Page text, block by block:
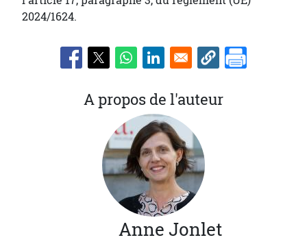
2024/1624.
A propos de l'auteur
Anne Jonlet